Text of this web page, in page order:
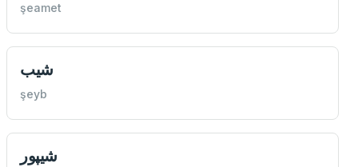
şeamet
شيب
şeyb
شيپور